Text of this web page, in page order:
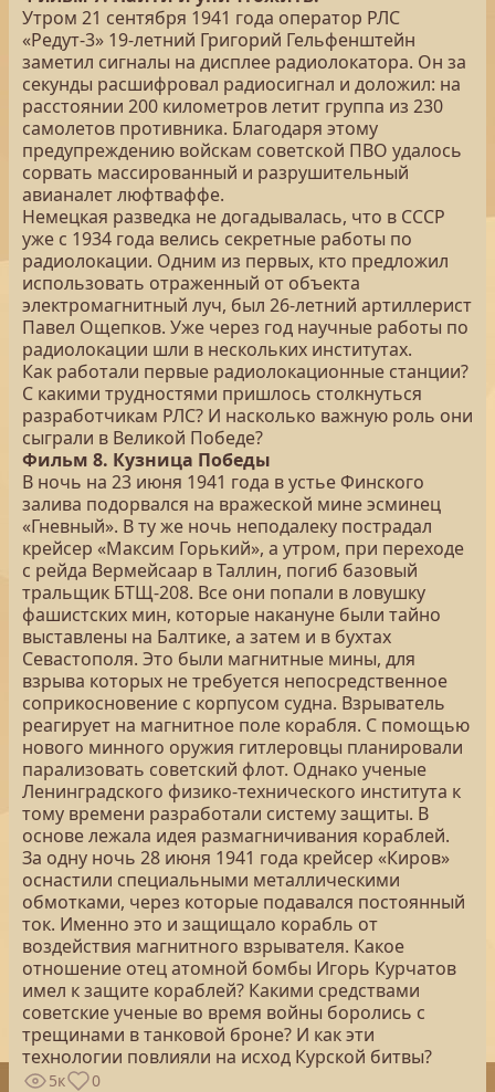
Утром 21 сентября 1941 года оператор РЛС
«Редут-3» 19-летний Григорий Гельфенштейн
заметил сигналы на дисплее радиолокатора. Он за
секунды расшифровал радиосигнал и доложил: на
расстоянии 200 километров летит группа из 230
самолетов противника. Благодаря этому
предупреждению войскам советской ПВО удалось
сорвать массированный и разрушительный
авианалет люфтваффе.
Немецкая разведка не догадывалась, что в СССР
уже с 1934 года велись секретные работы по
радиолокации. Одним из первых, кто предложил
использовать отраженный от объекта
электромагнитный луч, был 26-летний артиллерист
Павел Ощепков. Уже через год научные работы по
радиолокации шли в нескольких институтах.
Как работали первые радиолокационные станции?
С какими трудностями пришлось столкнуться
разработчикам РЛС? И насколько важную роль они
сыграли в Великой Победе?
Фильм 8. Кузница Победы
В ночь на 23 июня 1941 года в устье Финского
залива подорвался на вражеской мине эсминец
«Гневный». В ту же ночь неподалеку пострадал
крейсер «Максим Горький», а утром, при переходе
с рейда Вермейсаар в Таллин, погиб базовый
тральщик БТЩ-208. Все они попали в ловушку
фашистских мин, которые накануне были тайно
выставлены на Балтике, а затем и в бухтах
Севастополя. Это были магнитные мины, для
взрыва которых не требуется непосредственное
соприкосновение с корпусом судна. Взрыватель
реагирует на магнитное поле корабля. С помощью
нового минного оружия гитлеровцы планировали
парализовать советский флот. Однако ученые
Ленинградского физико-технического института к
тому времени разработали систему защиты. В
основе лежала идея размагничивания кораблей.
За одну ночь 28 июня 1941 года крейсер «Киров»
оснастили специальными металлическими
обмотками, через которые подавался постоянный
ток. Именно это и защищало корабль от
воздействия магнитного взрывателя. Какое
отношение отец атомной бомбы Игорь Курчатов
имел к защите кораблей? Какими средствами
советские ученые во время войны боролись с
трещинами в танковой броне? И как эти
технологии повлияли на исход Курской битвы?
5к 0